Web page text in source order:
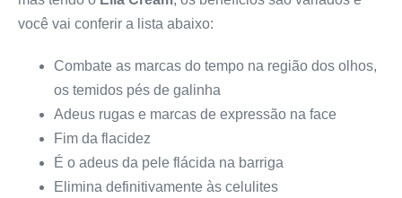
você vai conferir a lista abaixo:
Combate as marcas do tempo na região dos olhos,
os temidos pés de galinha
Adeus rugas e marcas de expressão na face
Fim da flacidez
É o adeus da pele flácida na barriga
Elimina definitivamente às celulites